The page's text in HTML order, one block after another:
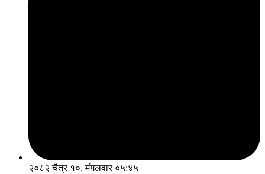
२०८२ चैत्र १०, मंगलवार ०५:४५